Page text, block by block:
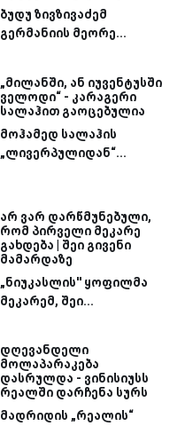
ბუდუ ზივზივაძემ
გერმანიის მეორე...
„მილანში, ან იუვენტუსში
ველოდი“ - კარაგერი
სალაჰით გაოცებულია
მოჰამედ სალაჰის
„ლივერპულიდან“...
არ ვარ დარწმუნებული,
რომ პირველი მეკარე
გახდება | შეი გივენი
მამარდაზე
„ნიუკასლის'' ყოფილმა
მეკარემ, შეი...
დღევანდელი
მოლაპარაკება
დასრულდა - ვინისიუსს
რეალში დარჩენა სურს
მადრიდის „რეალის“